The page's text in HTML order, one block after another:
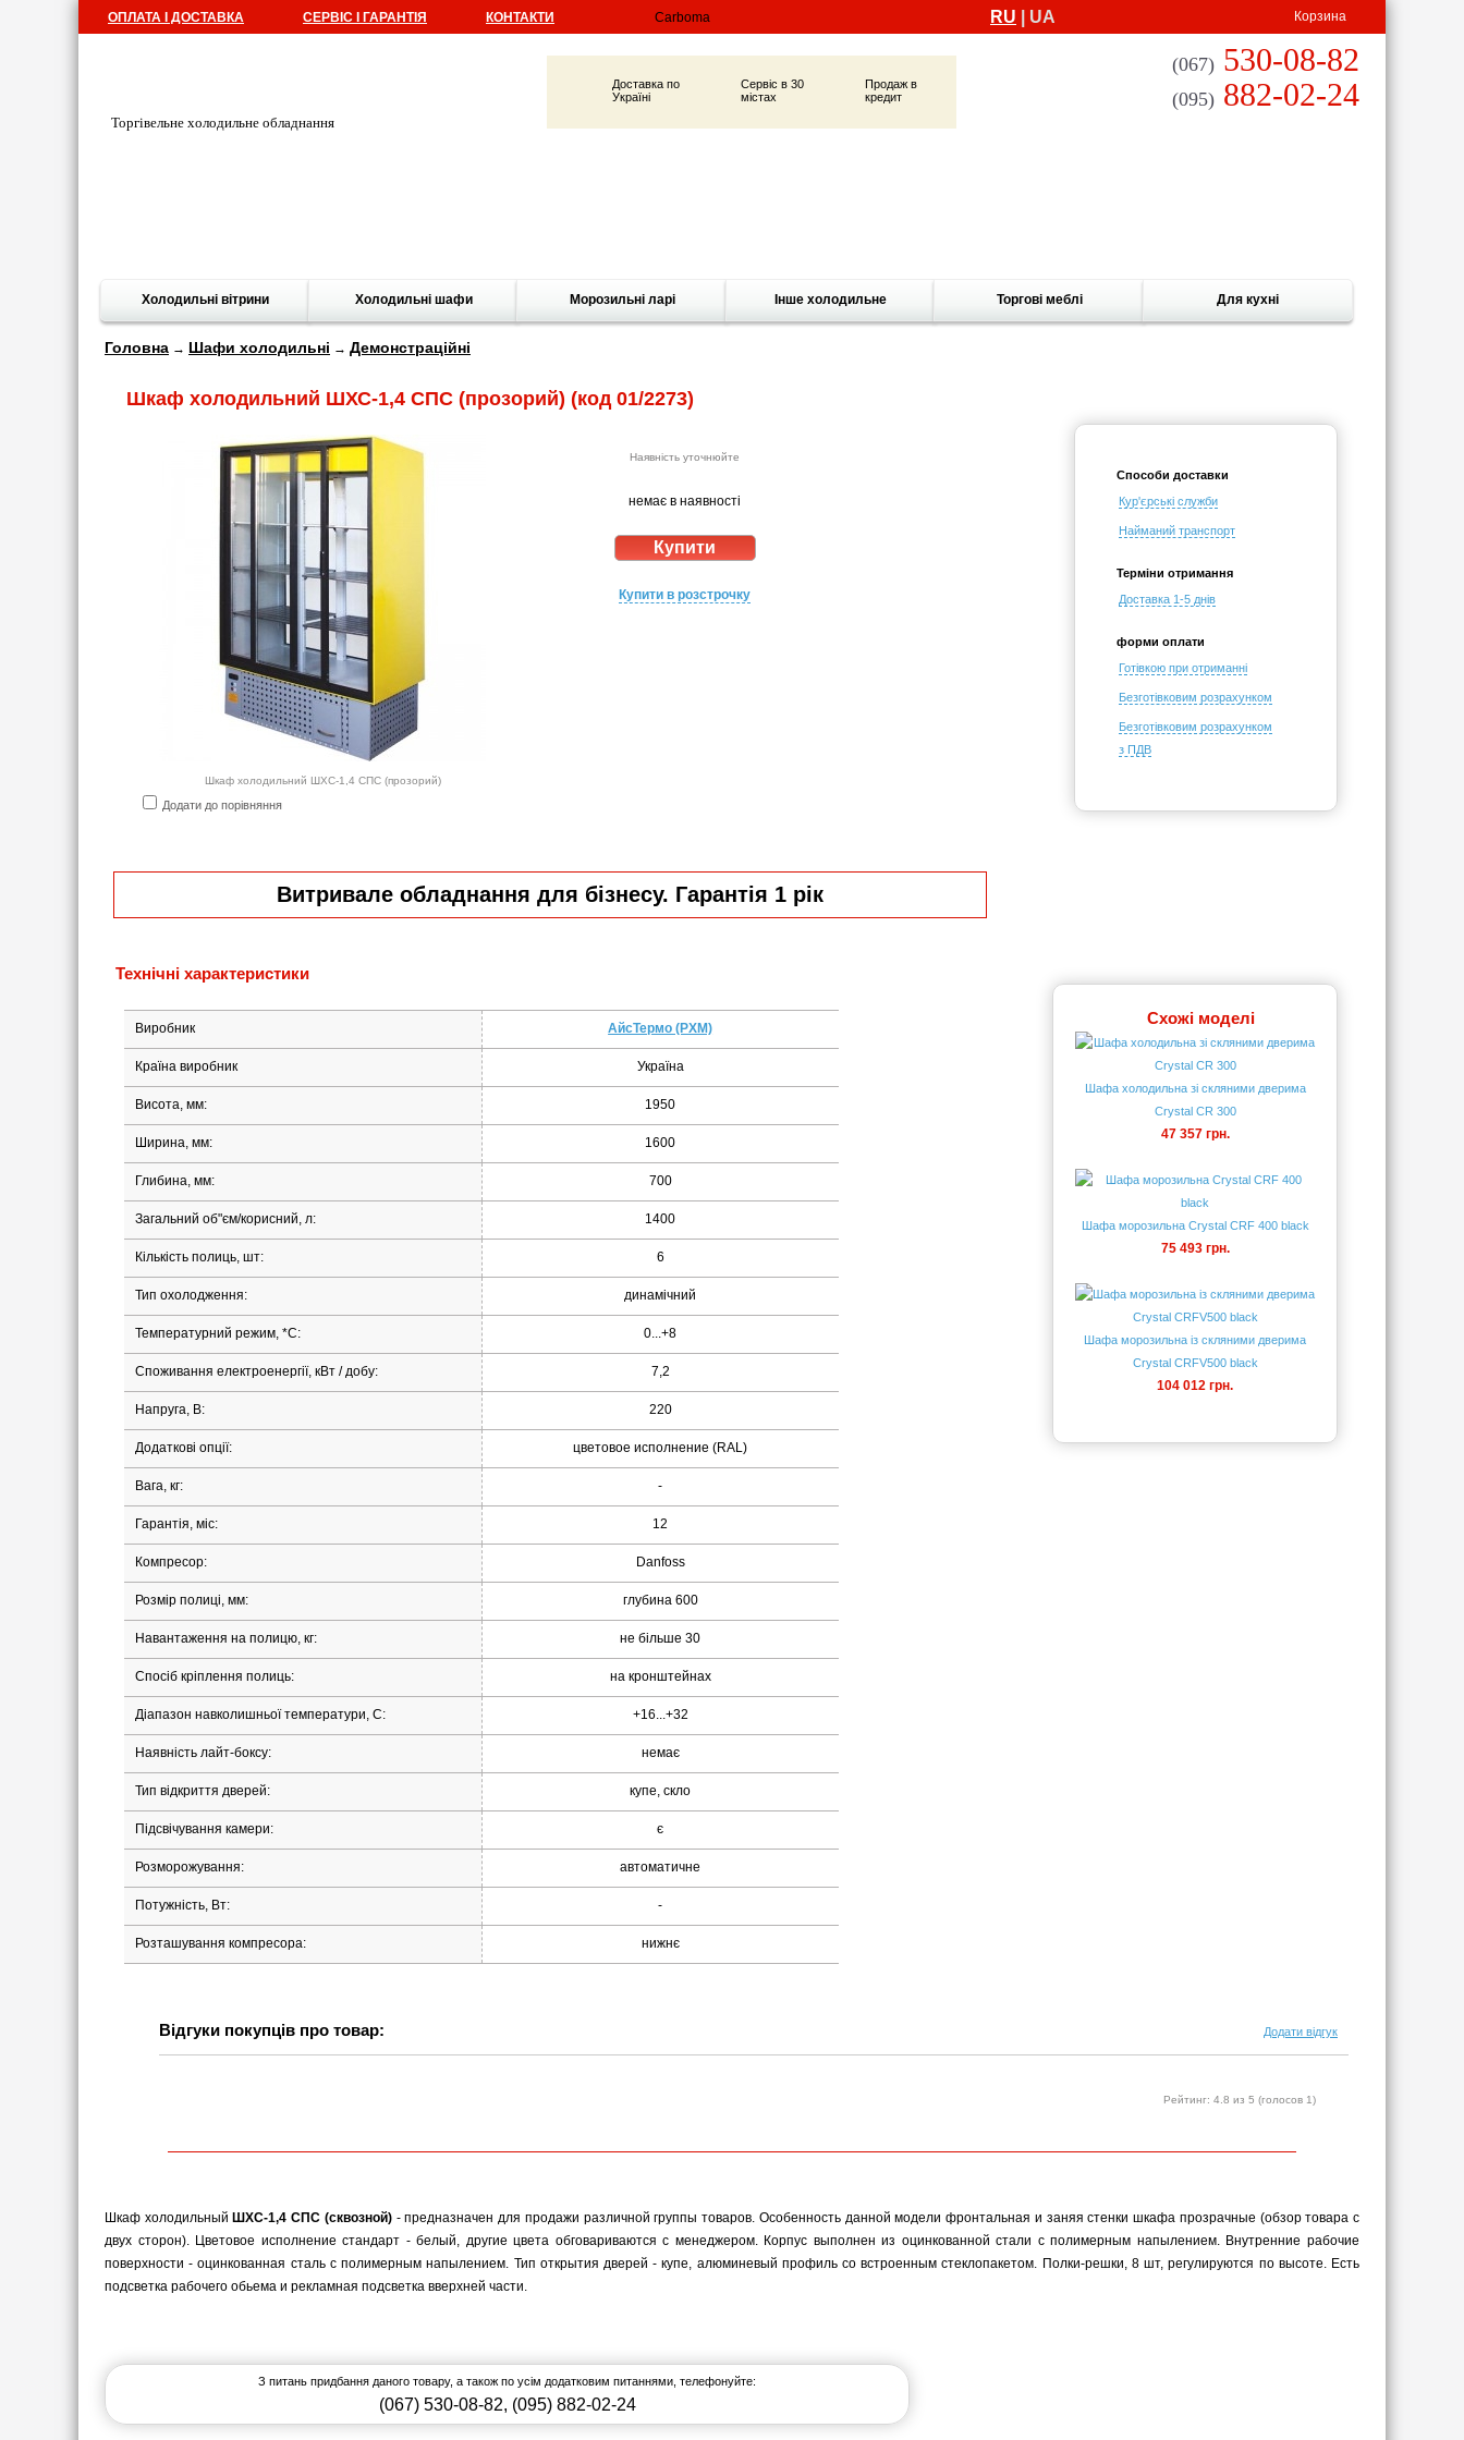
ОПЛАТА І ДОСТАВКА СЕРВІС І ГАРАНТІЯ КОНТАКТИ RU | UA Корзина
Торгівельне холодильне обладнання
Доставка по
Україні
Сервіс в 30
містах
Продаж в
кредит
(067) 530-08-82
(095) 882-02-24
Холодильні вітрини Холодильні шафи Морозильні ларі Інше холодильне Торгові меблі Для кухні
Головна → Шафи холодильні → Демонстраційні
Шкаф холодильний ШХС-1,4 СПС (прозорий) (код 01/2273)
Шкаф холодильний ШХС-1,4 СПС (прозорий)
Додати до порівняння
Наявність уточнюйте
немає в наявності
Купити в розстрочку
Способи доставки
Кур'єрські служби
Найманий транспорт
Терміни отримання
Доставка 1-5 днів
форми оплати
Готівкою при отриманні
Безготівковим розрахунком
Безготівковим розрахунком
з ПДВ
Витривале обладнання для бізнесу. Гарантія 1 рік
Технічні характеристики
Виробник АйсТермо (РХМ)
Країна виробник Україна
Висота, мм: 1950
Ширина, мм: 1600
Глибина, мм: 700
Загальний об"єм/корисний, л: 1400
Кількість полиць, шт: 6
Тип охолодження: динамічний
Температурний режим, *С: 0...+8
Споживання електроенергії, кВт / добу: 7,2
Напруга, В: 220
Додаткові опції: цветовое исполнение (RAL)
Вага, кг: -
Гарантія, міс: 12
Компресор: Danfoss
Розмір полиці, мм: глубина 600
Навантаження на полицю, кг: не більше 30
Спосіб кріплення полиць: на кронштейнах
Діапазон навколишньої температури, С: +16...+32
Наявність лайт-боксу: немає
Тип відкриття дверей: купе, скло
Підсвічування камери: є
Розморожування: автоматичне
Потужність, Вт: -
Розташування компресора: нижнє
Схожі моделі
Шафа холодильна зі скляними дверима
Crystal CR 300
47 357 грн.
Шафа морозильна Crystal CRF 400 black
75 493 грн.
Шафа морозильна із скляними дверима
Crystal CRFV500 black
104 012 грн.
Відгуки покупців про товар: Додати відгук
Рейтинг: 4.8 из 5 (голосов 1)
Шкаф холодильный ШХС-1,4 СПС (сквозной)- предназначен для продажи различной группы товаров. Особенность данной модели фронтальная и заняя стенки шкафа прозрачные (обзор товара с
двух сторон). Цветовое исполнение стандарт - белый, другие цвета обговариваются с менеджером. Корпус выполнен из оцинкованной стали с полимерным напылением. Внутренние рабочие
поверхности - оцинкованная сталь с полимерным напылением. Тип открытия дверей - купе, алюминевый профиль со встроенным стеклопакетом. Полки-решки, 8 шт, регулируются по высоте. Есть
подсветка рабочего обьема и рекламная подсветка вверхней части.
З питань придбання даного товару, а також по усім додатковим питаннями, телефонуйте:
(067) 530-08-82, (095) 882-02-24